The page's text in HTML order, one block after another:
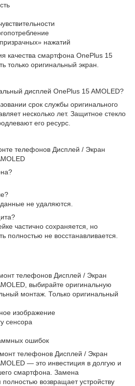
нажатий
качества смартфона OnePlus 15
только оригинальный экран.
дисплей OnePlus 15 AMOLED?
срок службы оригинального
несколько лет. Защитное стекло
его ресурс.
телефонов Дисплей / Экран
не удаляются.
частично сохраняется, но
полностью не восстанавливается.
телефонов Дисплей / Экран
выбирайте оригинальную
монтаж. Только оригинальный
изображение
сенсора
ошибок
телефонов Дисплей / Экран
— это инвестиция в долгую и
смартфона. Замена
возвращает устройству